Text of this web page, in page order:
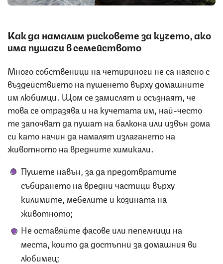
Как да намалим рисковете за кучето, ако
има пушачи в семейството
Много собственици на четириноги не са наясно с
въздействието на пушенето върху домашните
им любимци. Щом се замислят и осъзнаят, че
това се отразява и на кучетата им, най-често
те започват да пушат на балкона или извън дома
си като начин да намалят излагането на
животното на вредните химикали.
Пушете навън, за да предотвратите
събирането на вредни частици върху
килимите, мебелите и козината на
животното;
Не оставяйте фасове или пепелници на
места, които да достъпни за домашния ви
любимец;